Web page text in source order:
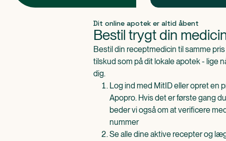
Dit online apotek er altid åbent
Bestil trygt din
Bestil din receptmedicin til samme
tilskud som på dit lokale apotek - lige
dig.
Log ind med MitID eller opret en
Apopro. Hvis det er første gang
beder vi også om at verificere
nummer
Se alle dine aktive recepter og